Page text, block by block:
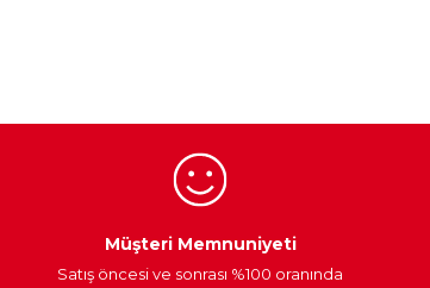
Egzoz Sistemi
Müşteri Memnuniyeti
Satış öncesi ve sonrası %100 oranında